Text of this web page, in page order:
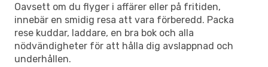
Oavsett om du flyger i affärer eller på fritiden,
innebär en smidig resa att vara förberedd. Packa
rese kuddar, laddare, en bra bok och alla
nödvändigheter för att hålla dig avslappnad och
underhållen.